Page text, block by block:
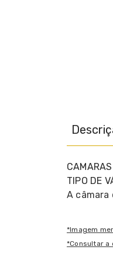
TIPO DE
A câmara
*Imagem
*Consultar a